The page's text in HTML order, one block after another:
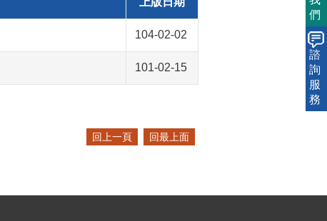
104-02-02
101-02-15
回上一頁 回最上面
們
諮
詢
服
務